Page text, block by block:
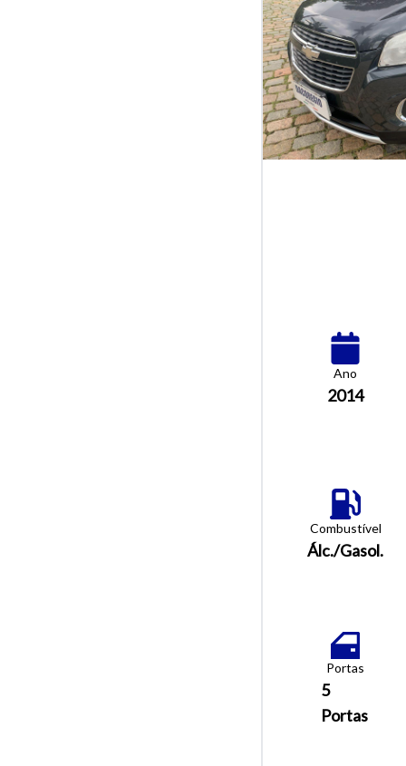
Ano
2014
Combustível
Álc./Gasol.
Portas
5
Portas